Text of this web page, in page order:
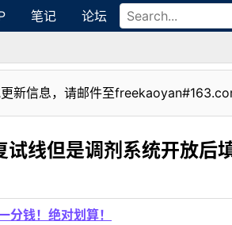
笔记 论坛
新信息，请邮件至
线但是调剂系统开放后
钱！绝对划算！